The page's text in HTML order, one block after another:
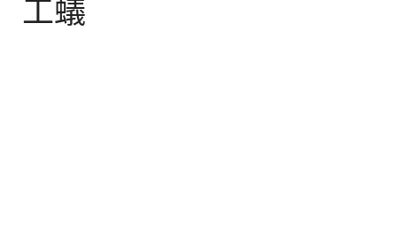
工蟻